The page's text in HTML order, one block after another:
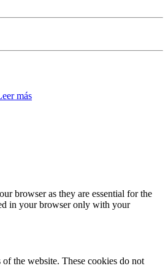
más
browser as they are essential for the
in your browser only with your
the website. These cookies do not